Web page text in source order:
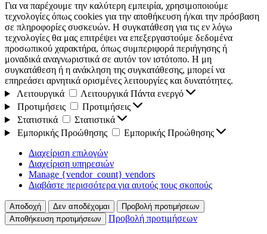
Για να παρέχουμε την καλύτερη εμπειρία, χρησιμοποιούμε
τεχνολογίες όπως cookies για την αποθήκευση ή/και την πρόσβαση
σε πληροφορίες συσκευών. Η συγκατάθεση για τις εν λόγω
τεχνολογίες θα μας επιτρέψει να επεξεργαστούμε δεδομένα
προσωπικού χαρακτήρα, όπως συμπεριφορά περιήγησης ή
μοναδικά αναγνωριστικά σε αυτόν τον ιστότοπο. Η μη
συγκατάθεση ή η ανάκληση της συγκατάθεσης, μπορεί να
επηρεάσει αρνητικά ορισμένες λειτουργίες και δυνατότητες.
Λειτουργικά
Λειτουργικά Πάντα ενεργό
Προτιμήσεις
Προτιμήσεις
Στατιστικά
Στατιστικά
Εμπορικής Προώθησης
Εμπορικής Προώθησης
Διαχείριση επιλογών
Διαχείριση υπηρεσιών
Manage {vendor_count} vendors
Διαβάστε περισσότερα για αυτούς τους σκοπούς
Αποδοχή Δεν αποδέχομαι
Προβολή προτιμήσεων
Αποθήκευση προτιμήσεων
Προβολή προτιμήσεων